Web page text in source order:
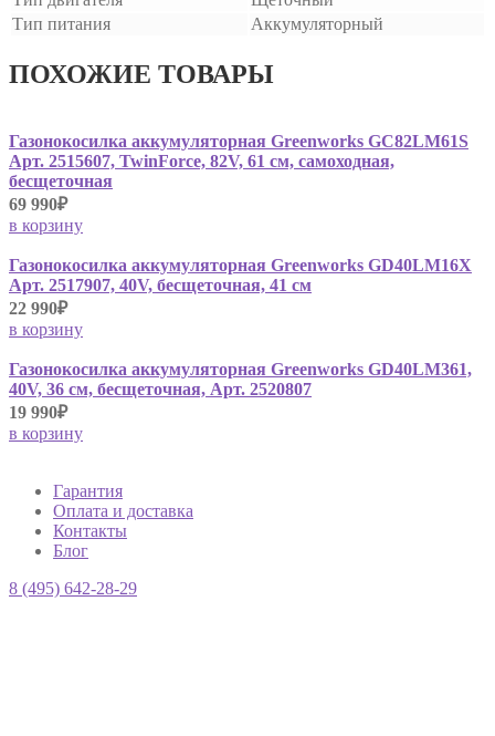
Тип питания
Аккумуляторный
ПОХОЖИЕ ТОВАРЫ
Газонокосилка аккумуляторная Greenworks GC82LM61S
Арт. 2515607, TwinForce, 82V, 61 см, самоходная,
бесщеточная
69 990₽
в корзину
Газонокосилка аккумуляторная Greenworks GD40LM16X
Арт. 2517907, 40V, бесщеточная, 41 см
22 990₽
в корзину
Газонокосилка аккумуляторная Greenworks GD40LM361,
40V, 36 см, бесщеточная, Арт. 2520807
19 990₽
в корзину
Гарантия
Оплата и доставка
Контакты
Блог
8 (495) 642-28-29